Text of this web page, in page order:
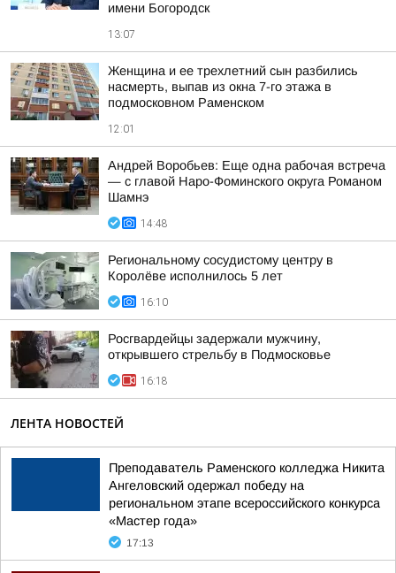
имени Богородск
13:07
Женщина и ее трехлетний сын разбились
насмерть, выпав из окна 7-го этажа в
подмосковном Раменском
12:01
Андрей Воробьев: Еще одна рабочая встреча
— с главой Наро-Фоминского округа Романом
Шамнэ
14:48
Региональному сосудистому центру в
Королёве исполнилось 5 лет
16:10
Росгвардейцы задержали мужчину,
открывшего стрельбу в Подмосковье
16:18
ЛЕНТА НОВОСТЕЙ
Преподаватель Раменского колледжа Никита
Ангеловский одержал победу на
региональном этапе всероссийского конкурса
«Мастер года»
17:13